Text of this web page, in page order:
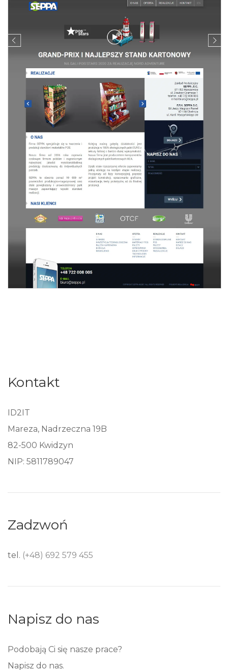
Kontakt
ID2IT
Mareza, Nadrzeczna 19B
82-500 Kwidzyn
NIP: 5811789047
Zadzwoń
tel. (+48) 692 579 455
Napisz do nas
Podobają Ci się nasze prace?
Napisz do nas.